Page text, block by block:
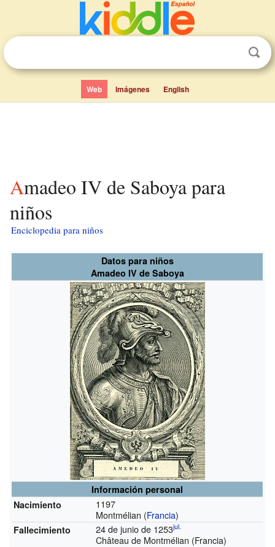
Web Imágenes English
Amadeo IV de Saboya para
niños
Enciclopedia para niños
Datos para niños
Amadeo IV de Saboya
Información personal
Nacimiento
1197
Montmélian (Francia)
Fallecimiento 24 de junio de 1253jul.
Château de Montmélian (Francia)